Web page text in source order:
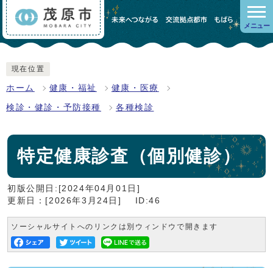
メニュー
現在位置
ホーム 健康・福祉 健康・医療
検診・健診・予防接種 各種検診
特定健康診査（個別健診）
初版公開日:[2024年04月01日]
更新日：[2026年3月24日]
ID:46
ソーシャルサイトへのリンクは別ウィンドウで開きます